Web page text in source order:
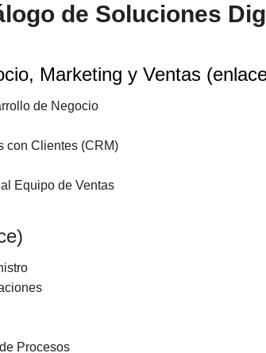
de Soluciones
Marketing y Ventas (
de Negocio
con Clientes (CRM)
Equipo de Ventas
)
Procesos